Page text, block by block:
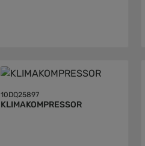
10DQ25897
KLIMAKOMPRESSOR